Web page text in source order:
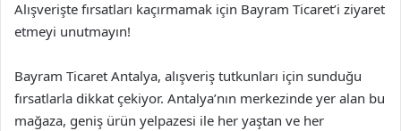
Alışverişte fırsatları kaçırmamak için Bayram Ticaret’i ziyaret
etmeyi unutmayın!
Bayram Ticaret Antalya, alışveriş tutkunları için sunduğu
fırsatlarla dikkat çekiyor. Antalya’nın merkezinde yer alan bu
mağaza, geniş ürün yelpazesi ile her yaştan ve her